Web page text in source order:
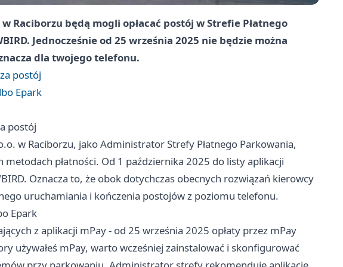
Raciborzu będą mogli opłacać postój w Strefie Płatnego
Jednocześnie od 25 września 2025 nie będzie można
dla twojego telefonu.
postój
Epark
postój
w Raciborzu, jako Administrator Strefy Płatnego Parkowania,
płatności. Od 1 października 2025 do listy aplikacji
Oznacza to, że obok dotychczas obecnych rozwiązań kierowcy
uruchamiania i kończenia postojów z poziomu telefonu.
Epark
z aplikacji mPay - od 25 września 2025 opłaty przez mPay
używałeś mPay, warto wcześniej zainstalować i skonfigurować